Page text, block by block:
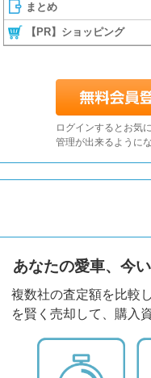
まとめ
【PR】ショッピング
ログインするとお気
管理が出来るように
あなたの愛車、今
複数社の査定額を比較
を賢く売却して、購入